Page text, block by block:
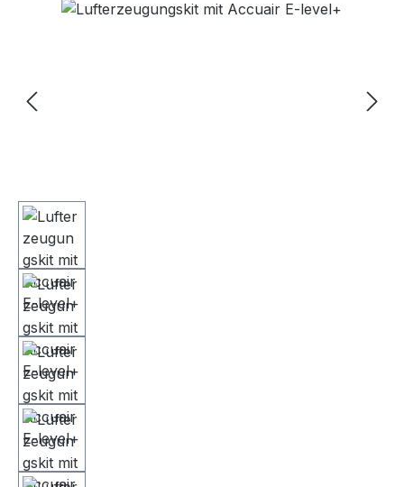
Bildergalerie überspringen